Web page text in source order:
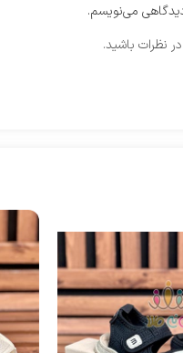
می‌نویسم.
نظرات باشید.